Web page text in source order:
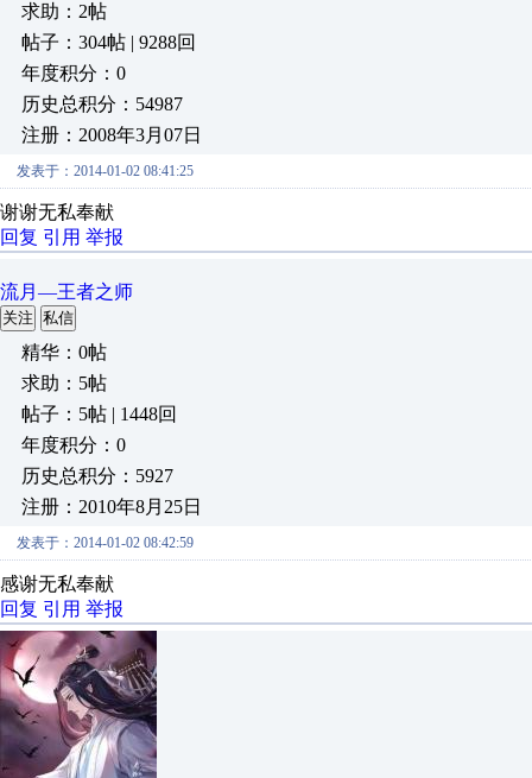
求助：2帖
帖子：304帖 | 9288回
年度积分：0
历史总积分：54987
注册：2008年3月07日
发表于：2014-01-02 08:41:25
谢谢无私奉献
回复 引用 举报
流月—王者之师
关注 私信
精华：0帖
求助：5帖
帖子：5帖 | 1448回
年度积分：0
历史总积分：5927
注册：2010年8月25日
发表于：2014-01-02 08:42:59
感谢无私奉献
回复 引用 举报